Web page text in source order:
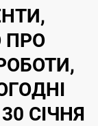
ПРО
СІЧНЯ